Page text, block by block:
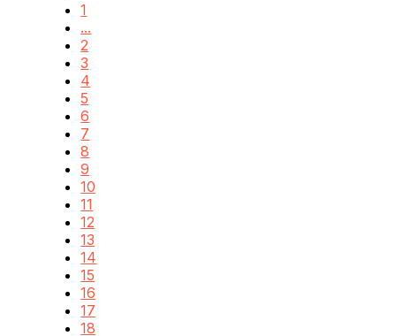
1
...
2
3
4
5
6
7
8
9
10
11
12
13
14
15
16
17
18